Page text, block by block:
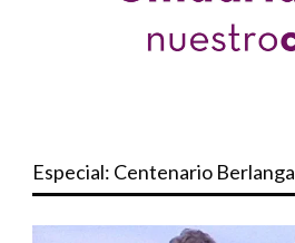
Especial: Centenario Berlanga